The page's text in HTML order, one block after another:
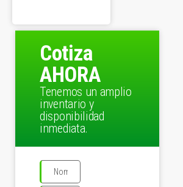
Cotiza
AHORA
Tenemos un amplio
inventario y
disponibilidad
inmediata.